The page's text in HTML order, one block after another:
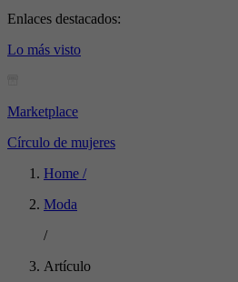
Enlaces destacados:
Lo más visto
Marketplace
Círculo de mujeres
Home /
Moda
/
Artículo